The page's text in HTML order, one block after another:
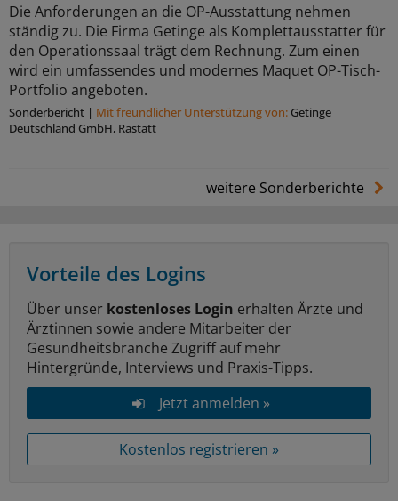
Die Anforderungen an die OP-Ausstattung nehmen
ständig zu. Die Firma Getinge als Komplettausstatter für
den Operationssaal trägt dem Rechnung. Zum einen
wird ein umfassendes und modernes Maquet OP-Tisch-
Portfolio angeboten.
Sonderbericht | Mit freundlicher Unterstützung von: Getinge
Deutschland GmbH, Rastatt
weitere Sonderberichte
Vorteile des Logins
Über unser kostenloses Login erhalten Ärzte und
Ärztinnen sowie andere Mitarbeiter der
Gesundheitsbranche Zugriff auf mehr
Hintergründe, Interviews und Praxis-Tipps.
Jetzt anmelden »
Kostenlos registrieren »